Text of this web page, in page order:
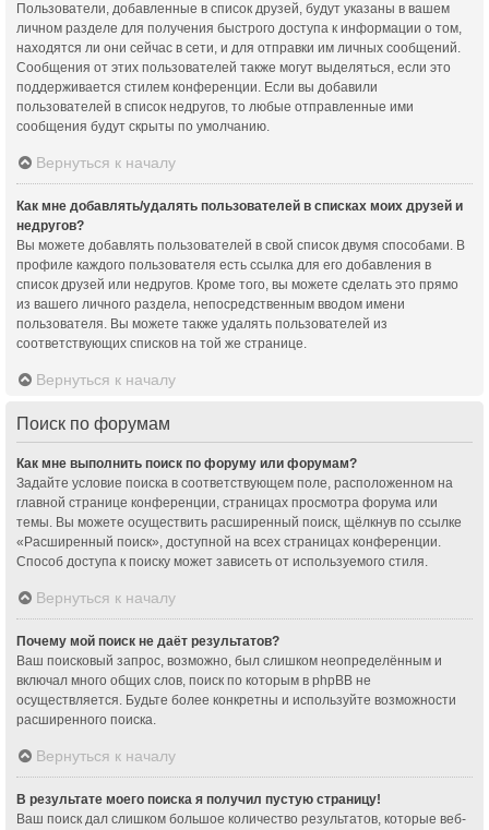
Пользователи, добавленные в список друзей, будут указаны в вашем
личном разделе для получения быстрого доступа к информации о том,
находятся ли они сейчас в сети, и для отправки им личных сообщений.
Сообщения от этих пользователей также могут выделяться, если это
поддерживается стилем конференции. Если вы добавили
пользователей в список недругов, то любые отправленные ими
сообщения будут скрыты по умолчанию.
Вернуться к началу
Как мне добавлять/удалять пользователей в списках моих друзей и
недругов?
Вы можете добавлять пользователей в свой список двумя способами. В
профиле каждого пользователя есть ссылка для его добавления в
список друзей или недругов. Кроме того, вы можете сделать это прямо
из вашего личного раздела, непосредственным вводом имени
пользователя. Вы можете также удалять пользователей из
соответствующих списков на той же странице.
Вернуться к началу
Поиск по форумам
Как мне выполнить поиск по форуму или форумам?
Задайте условие поиска в соответствующем поле, расположенном на
главной странице конференции, страницах просмотра форума или
темы. Вы можете осуществить расширенный поиск, щёлкнув по ссылке
«Расширенный поиск», доступной на всех страницах конференции.
Способ доступа к поиску может зависеть от используемого стиля.
Вернуться к началу
Почему мой поиск не даёт результатов?
Ваш поисковый запрос, возможно, был слишком неопределённым и
включал много общих слов, поиск по которым в phpBB не
осуществляется. Будьте более конкретны и используйте возможности
расширенного поиска.
Вернуться к началу
В результате моего поиска я получил пустую страницу!
Ваш поиск дал слишком большое количество результатов, которые веб-